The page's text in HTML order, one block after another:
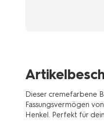
Dieser cremefarbene
Fassungsvermögen
Henkel. Perfekt für